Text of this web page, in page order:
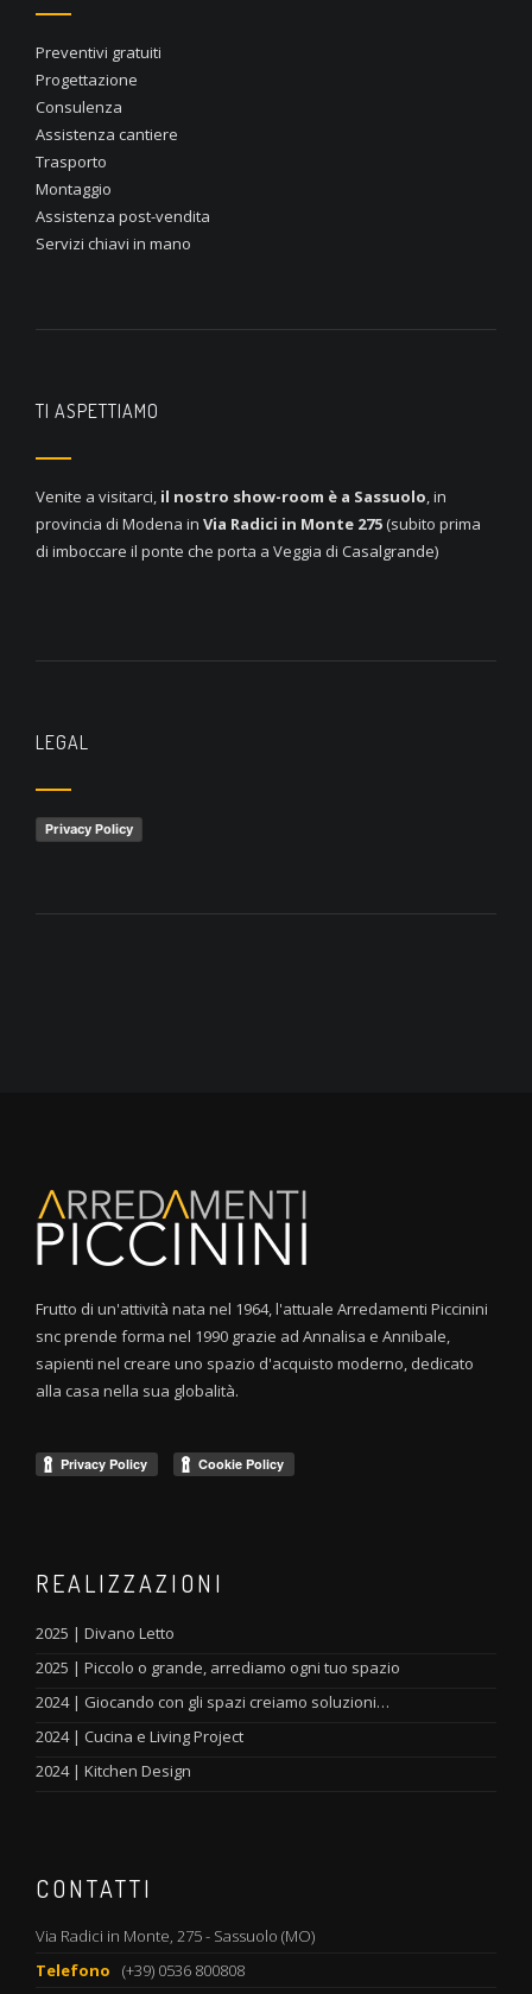
Preventivi gratuiti
Progettazione
Consulenza
Assistenza cantiere
Trasporto
Montaggio
Assistenza post-vendita
Servizi chiavi in mano
TI ASPETTIAMO
Venite a visitarci, il nostro show-room è a Sassuolo, in
provincia di Modena in Via Radici in Monte 275 (subito prima
di imboccare il ponte che porta a Veggia di Casalgrande)
LEGAL
Privacy Policy
Frutto di un'attività nata nel 1964, l'attuale Arredamenti Piccinini
snc prende forma nel 1990 grazie ad Annalisa e Annibale,
sapienti nel creare uno spazio d'acquisto moderno, dedicato
alla casa nella sua globalità.
REALIZZAZIONI
2025 | Divano Letto
2025 | Piccolo o grande, arrediamo ogni tuo spazio
2024 | Giocando con gli spazi creiamo soluzioni…
2024 | Cucina e Living Project
2024 | Kitchen Design
CONTATTI
Via Radici in Monte, 275 - Sassuolo (MO)
Telefono
(+39) 0536 800808